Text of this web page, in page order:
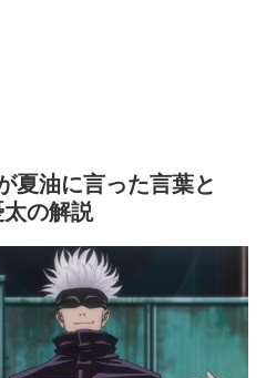
夏油に言った言葉と
の解説